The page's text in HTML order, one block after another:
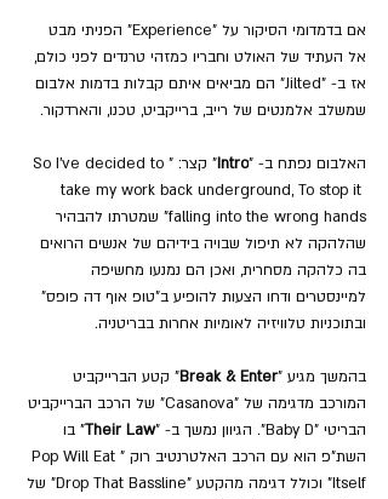
אם בדמדומי הסיקור על "Experience" הפניתי מבט
אל העתיד של האולט וחבריו כמזהי טרנדים לפני כולם,
אז ב- "Jilted" הם מביאים איתם קבלות בדמות אלבום
שמשלב אלמנטים של רייב, ברייקביט, טכנו, והארדקור.
האלבום נפתח ב- "Intro
" קצר: "So I've decided to
take my work back underground, To stop it
falling into the wrong hands" שמטרתו להבהיר
שהלהקה לא תיפול שבויה בידיהם של אנשים הרואים
בה כלהקה מסחרית, ואכן הם נמנעו מחשיפה
למיינסטרים ודחו הצעות להופיע ב"טופ אוף דה פופס"
ובתוכניות טלוויזיה לאומיות אחרות בבריטניה.
בהמשך מגיע "Break & Enter" קטע הברייקביט
המורכב מדגימה של "Casanova" של הרכב הברייקביט
הבריטי "Baby D". הגיוון נמשך ב- "
Their Law" בו
השת"פ הוא עם הרכב האלטרנטיב רוק "Pop Will Eat
Itself" וכולל דגימה מהקטע "Drop That Bassline" של